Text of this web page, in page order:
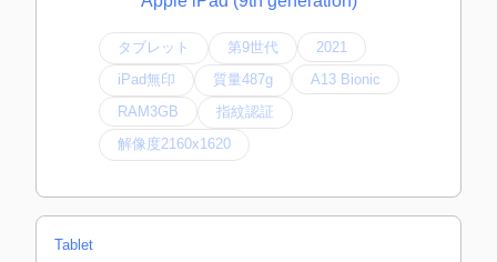
タブレット 第9世代
2021
iPad無印
質量487g
A13 Bionic
RAM3GB
指紋認証
解像度2160x1620
Tablet